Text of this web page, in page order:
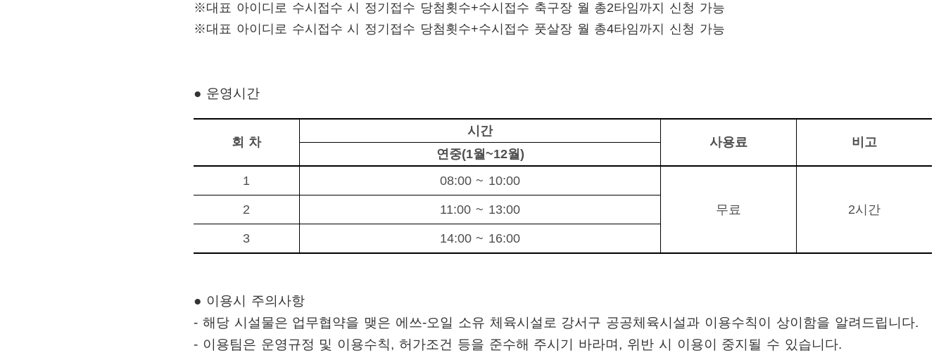
※대표 아이디로 수시접수 시 정기접수 당첨횟수+수시접수 축구장 월 총2타임까지 신청 가능
※대표 아이디로 수시접수 시 정기접수 당첨횟수+수시접수 풋살장 월 총4타임까지 신청 가능
● 운영시간
회 차
시간
사용료
비고
연중(1월~12월)
1
08:00 ~ 10:00
무료 2시간
2 11:00 ~ 13:00
3 14:00 ~ 16:00
● 이용시 주의사항
- 해당 시설물은 업무협약을 맺은 에쓰-오일 소유 체육시설로 강서구 공공체육시설과 이용수칙이 상이함을 알려드립니다.
- 이용팀은 운영규정 및 이용수칙, 허가조건 등을 준수해 주시기 바라며, 위반 시 이용이 중지될 수 있습니다.